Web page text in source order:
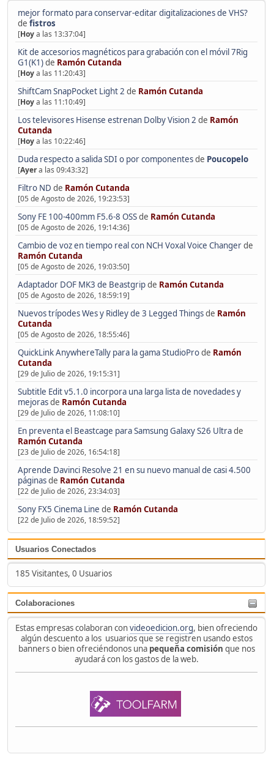
mejor formato para conservar-editar digitalizaciones de VHS?
de fistros
[Hoya las 13:37:04]
Kit de accesorios magnéticos para grabación con el móvil 7Rig
G1(K1)de Ramón Cutanda
[Hoya las 11:20:43]
ShiftCam SnapPocket Light 2 de Ramón Cutanda
[Hoya las 11:10:49]
Los televisores Hisense estrenan Dolby Vision 2 de Ramón
Cutanda
[Hoya las 10:22:46]
Duda respecto a salida SDI o por componentesde Poucopelo
[Ayera las 09:43:32]
Filtro ND de Ramón Cutanda
[05 de Agosto de 2026, 19:23:53]
Sony FE 100-400mm F5.6-8 OSSde Ramón Cutanda
[05 de Agosto de 2026, 19:14:36]
Cambio de voz en tiempo real con NCH Voxal Voice Changerde
Ramón Cutanda
[05 de Agosto de 2026, 19:03:50]
Adaptador DOF MK3 de Beastgripde Ramón Cutanda
[05 de Agosto de 2026, 18:59:19]
Nuevos trípodes Wes y Ridley de 3 Legged Thingsde Ramón
Cutanda
[05 de Agosto de 2026, 18:55:46]
QuickLink AnywhereTally para la gama StudioProde Ramón
Cutanda
[29 de Julio de 2026, 19:15:31]
Subtitle Edit v5.1.0 incorpora una larga lista de novedades y
mejorasde Ramón Cutanda
[29 de Julio de 2026, 11:08:10]
En preventa el Beastcage para Samsung Galaxy S26 Ultrade
Ramón Cutanda
[23 de Julio de 2026, 16:54:18]
Aprende Davinci Resolve 21 en su nuevo manual de casi 4.500
páginasde Ramón Cutanda
[22 de Julio de 2026, 23:34:03]
Sony FX5 Cinema Line de Ramón Cutanda
[22 de Julio de 2026, 18:59:52]
Usuarios Conectados
185 Visitantes, 0 Usuarios
Colaboraciones
Estas empresas colaboran convideoedicion.org, bien ofreciendo
algún descuento a los usuarios que se registren usando estos
banners o bien ofreciéndonos una pequeña comisión que nos
ayudará con los gastos de la web.